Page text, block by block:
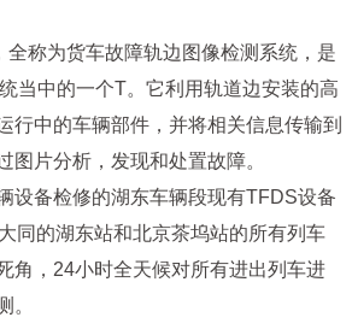
全称为货车故障轨边图像检测系统，是
当中的一个T。它利用轨道边安装的高
行中的车辆部件，并将相关信息传输到
图片分析，发现和处置故障。
设备检修的湖东车辆段现有TFDS设备
同的湖东站和北京茶坞站的所有列车
角，24小时全天候对所有进出列车进
。